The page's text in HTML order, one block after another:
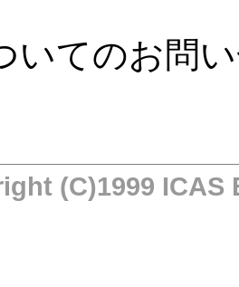
いてのお問
(C)1999